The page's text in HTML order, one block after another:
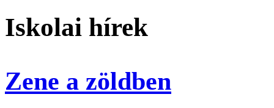
Iskolai hírek
Zene a zöldben